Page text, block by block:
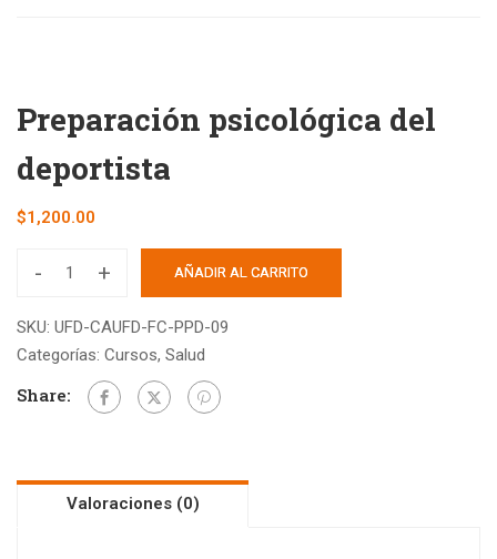
Preparación psicológica del
deportista
$1,200.00
- + AÑADIR AL CARRITO
SKU: UFD-CAUFD-FC-PPD-09
Categorías: Cursos, Salud
Share:
Valoraciones (0)